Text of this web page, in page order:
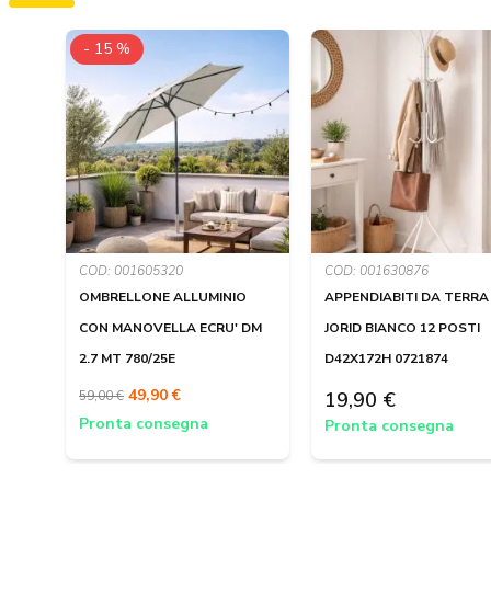
COD: 001605320
OMBRELLONE ALLUMINIO
CON MANOVELLA ECRU' DM
2.7 MT 780/25E
- 15 %
59,00 € 49,90 €
Pronta consegna
COD: 001630876
APPENDIABITI DA TERRA
JORID BIANCO 12 POSTI
D42X172H 0721874
19,90 €
Pronta consegna